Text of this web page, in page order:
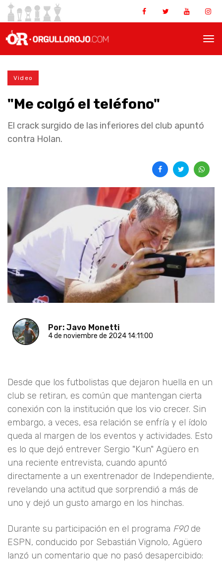
Video
"Me colgó el teléfono"
El crack surgido de las inferiores del club apuntó
contra Holan.
Por: Javo Monetti
4 de noviembre de 2024 14:11:00
Desde que los futbolistas que dejaron huella en un
club se retiran, es común que mantengan cierta
conexión con la institución que los vio crecer. Sin
embargo, a veces, esa relación se enfría y el ídolo
queda al margen de los eventos y actividades. Esto
es lo que dejó entrever Sergio "Kun" Agüero en
una reciente entrevista, cuando apuntó
directamente a un exentrenador de Independiente,
revelando una actitud que sorprendió a más de
uno y dejó un gusto amargo en los hinchas.
Durante su participación en el programa F90de
ESPN, conducido por Sebastián Vignolo, Agüero
lanzó un comentario que no pasó desapercibido: